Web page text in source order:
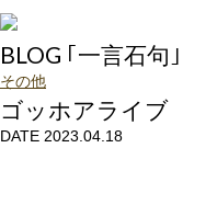
BLOG ｢一言石句｣
その他
ゴッホアライブ
DATE 2023.04.18